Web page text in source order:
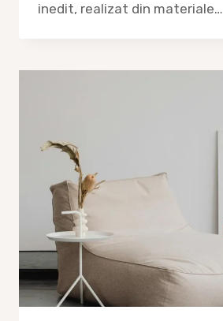
inedit, realizat din materiale…